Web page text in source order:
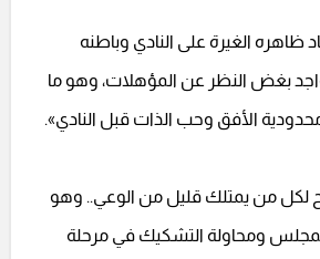
الغيرة على النادي وباطنه
بغض النظر عن المؤهلات، وهو ما
الأفق وحب الذات قبل النادي».
لكل من يمتلك قليل من الوعي.. وهو
ومحاولة التشكيك في مرحلة